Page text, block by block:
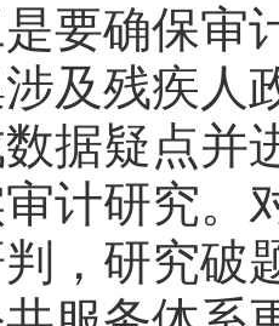
要确保审
及残疾人
据疑点并
计研究。
，研究破